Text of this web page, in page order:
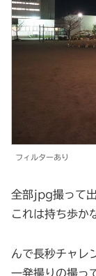
フィルターあり
全部jpg撮って
これは持ち歩か
んで長秒チャレ
一発撮りの撮っ